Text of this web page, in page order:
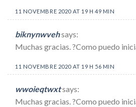
11 NOVEMBRE 2020 AT 19 H 49 MIN
biknynwvehsays:
Muchas gracias. ?Como puedo
11 NOVEMBRE 2020 AT 19 H 56 MIN
wwoieqtwxtsays:
Muchas gracias. ?Como puedo